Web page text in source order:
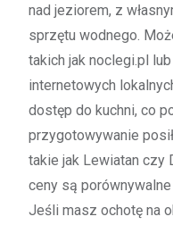
nad jeziorem, z
sprzętu wodnego.
takich jak noclegi.pl
internetowych
dostęp do kuchni, co
przygotowywanie
takie jak Lewiatan czy
ceny są
Jeśli masz ochotę na